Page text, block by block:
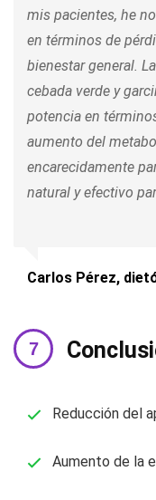
mis pacientes, he
en términos de
bienestar general.
cebada verde y
potencia en
aumento del
encarecidamente
natural y efectivo
Carlos Pérez,
Reducción del
Aumento de la